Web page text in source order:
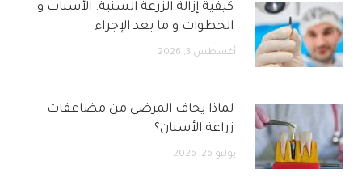
كيفية إزالة الزرعة السنية: الأسباب و
الخطوات و ما بعد الإجراء
أغسطس 3, 2026
لماذا يخاف المرضى من مضاعفات
زراعة الأسنان؟
يوليو 26, 2026